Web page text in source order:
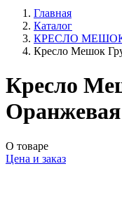
Главная
Каталог
КРЕСЛО
Кресло Мешок
Кресло
О товаре
Цена и заказ